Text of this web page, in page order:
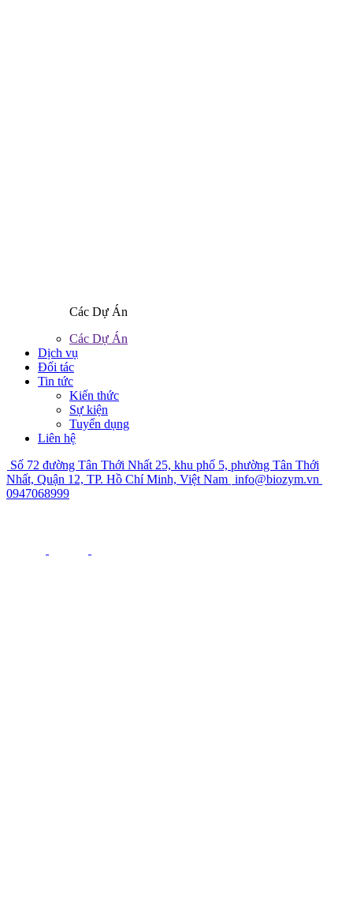
Các Dự Án
Các Dự Án
Dịch vụ
Đối tác
Tin tức
Kiến thức
Sự kiện
Tuyển dụng
Liên hệ
Số 72 đường Tân Thới Nhất 25, khu phố 5, phường Tân Thới
Nhất, Quận 12, TP. Hồ Chí Minh, Việt Nam info@biozym.vn
0947068999